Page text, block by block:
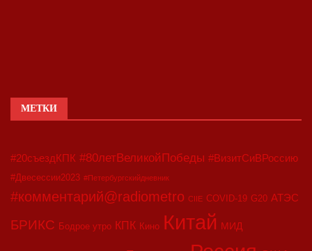
МЕТКИ
#20съездКПК #80летВеликойПобеды #ВизитСиВРоссию
#Двесессии2023 #Петербургскийдневник
#комментарий@radiometro CIIE COVID-19 G20 АТЭС
БРИКС Бодрое утро КПК Кино Китай МИД